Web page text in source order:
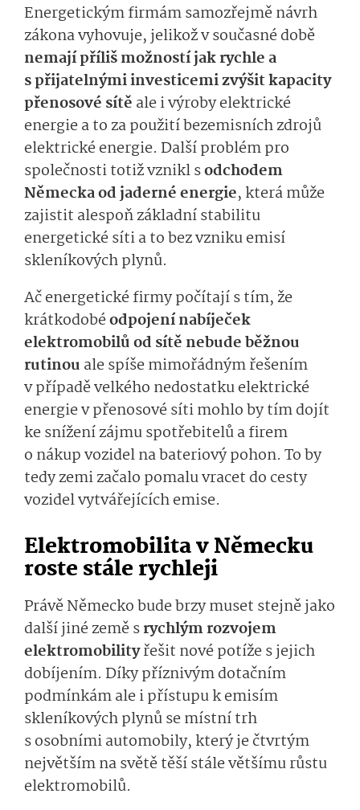
Energetickým firmám samozřejmě návrh
zákona vyhovuje, jelikož v současné době
nemají příliš možností jak rychle a
s přijatelnými investicemi zvýšit kapacity
přenosové sítě ale i výroby elektrické
energie a to za použití bezemisních zdrojů
elektrické energie. Další problém pro
společnosti totiž vznikl sodchodem
Německa od jaderné energie, která může
zajistit alespoň základní stabilitu
energetické síti a to bez vzniku emisí
skleníkových plynů.
Ač energetické firmy počítají s tím, že
krátkodobéodpojení nabíječek
elektromobilů od sítě nebude běžnou
rutinou ale spíše mimořádným řešením
v případě velkého nedostatku elektrické
energie v přenosové síti mohlo by tím dojít
ke snížení zájmu spotřebitelů a firem
o nákup vozidel na bateriový pohon. To by
tedy zemi začalo pomalu vracet do cesty
vozidel vytvářejících e­mise.
Elektromobilita v Německu
roste stále rychleji
Právě Německo bude brzy muset stejně jako
další jiné země srychlým rozvojem
elektromobilityřešit nové potíže s jejich
dobíjením. Díky příznivým dotačním
podmínkám ale i přístupu k emisím
skleníkových plynů se místní trh
s osobními automobily, který je čtvrtým
největším na světě těší stále většímu růstu
elektromobilů.